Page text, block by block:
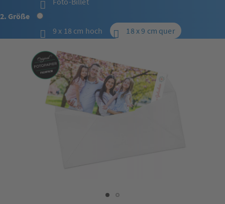
2. Größe
9 x 18 cm hoch
18 x 9 cm quer